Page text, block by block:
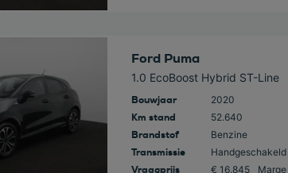
Ford Puma
1.0 EcoBoost Hybrid ST-Line
Bouwjaar 2020
Km stand 52.640
Brandstof Benzine
Transmissie Handgeschakeld
Vraagprijs € 16.845 Marge